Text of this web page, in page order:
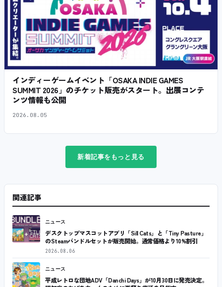
インディーゲームイベント「OSAKA INDIE GAMES
SUMMIT 2026」のチケット販売がスタート。出展コンテ
ンツ情報も公開
2026.08.05
新着記事をもっと見る
関連記事
ニュース
デスクトップマスコットアプリ「Sill Cats」と「Tiny Pasture」
のSteamバンドルセットが販売開始。通常価格より10%割引
2026.08.06
ニュース
平成レトロな団地ADV「Danchi Days」が10月30日に発売決定。